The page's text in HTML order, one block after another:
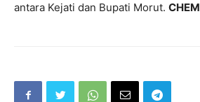
antara Kejati dan Bupati Morut. CHEM